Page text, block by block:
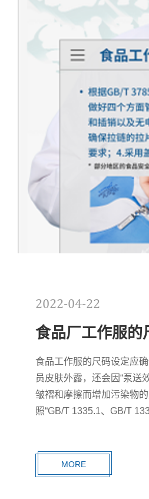
2022-04-22
食品厂工作服
安科技有限公司
食品工作服的尺码设定应
员皮肤外露，还会因“泵送
皱褶和摩擦而增加污染物
照“GB/T 1335.1、GB/T
MORE